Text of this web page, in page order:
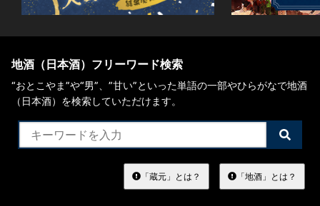
地酒（日本酒）フリーワード検索
“おとこやま”や“男”、”甘い”といった単語の一部やひらがなで地酒
（日本酒）を検索していただけます。
検
索
る
「蔵元」とは？ 「地酒」とは？